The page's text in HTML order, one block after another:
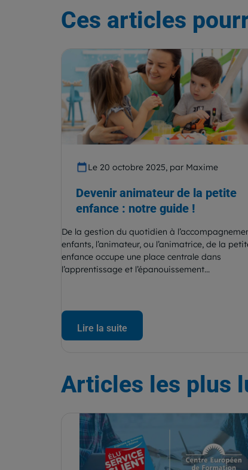
Ces articles
Le 20 octobre 2025, par Maxime
Devenir animateur de la petite
enfance : notre guide !
De la gestion du quotidien à
enfants, l’animateur, ou l’animatrice, de la
enfance occupe une place centrale dans
l’apprentissage et l’épanouissement...
Lire la suite
Articles les plus